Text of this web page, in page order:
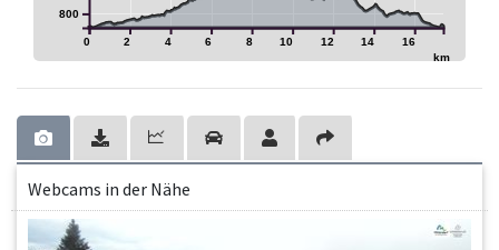
0 2 4 6 8 10 12 14 16
km
800
Webcams in der Nähe